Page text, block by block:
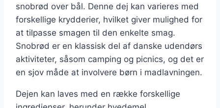
snobrød over bål. Denne dej kan varieres med
forskellige krydderier, hvilket giver mulighed for
at tilpasse smagen til den enkelte smag.
Snobrød er en klassisk del af danske udendørs
aktiviteter, såsom camping og picnics, og det er
en sjov måde at involvere børn i madlavningen.
Dejen kan laves med en række forskellige